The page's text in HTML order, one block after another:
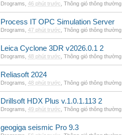
Drograms 46 phút trước Thông gió thông thường
Process IT OPC Simulation Server
Drograms 47 phút trước Thông gió thông thường
Leica Cyclone 3DR v2026.0.1 2
Drograms 48 phút trước Thông gió thông thường
Reliasoft 2024
Drograms 48 phút trước Thông gió thông thường
Drillsoft HDX Plus v.1.0.1.113 2
Drograms 49 phút trước Thông gió thông thường
geogiga seismic Pro 9.3